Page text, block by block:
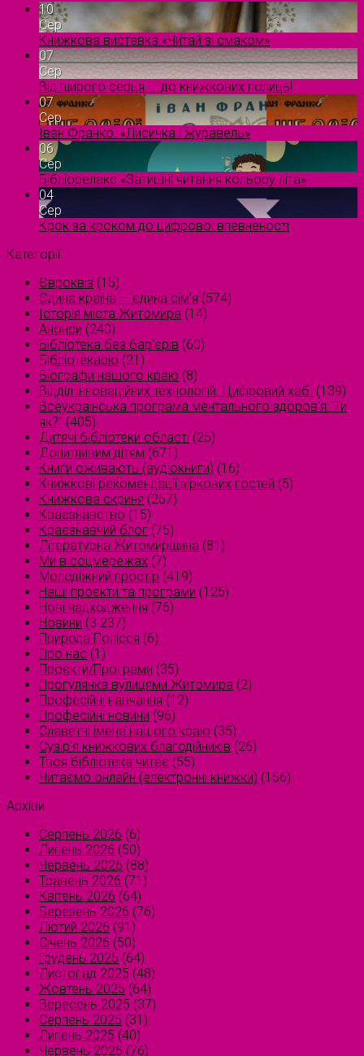
10
Сер
Книжкова виставка «Читай зі смаком»
07
Сер
Від щирого серця — до книжкових полиць!
07
Сер
Іван Франко. «Лисичка і журавель»
06
Сер
Бібліорелакс «Затишні читання кольору літа»
04
Сер
Крок за кроком до цифрової впевненості
Категорії
Євроквіз (15)
Єдина країна — єдина сім’я (574)
Історія міста Житомира (14)
Анонси (240)
Бібліотека без бар'єрів (60)
Бібліотекарю (21)
Біографи нашого краю (8)
Відділ інноваційних технологій. Цифровий хаб. (139)
Всеукраїнська програма ментального здоров'я "Ти
як?" (405)
Дитячі бібліотеки області (25)
Допитливим дітям (671)
Книги оживають (аудіокниги) (16)
Книжкові рекомендації зіркових гостей (5)
Книжкова скриня (257)
Краєзнавство (15)
Краєзнавчий блог (75)
Літературна Житомирщина (81)
Ми в соцмережах (7)
Молодіжний простір (419)
Наші проєкти та програми (125)
Нові надходження (76)
Новини (3 237)
Природа Полісся (6)
Про нас (1)
Проєкти/Програми (35)
Прогулянка вулицями Житомира (2)
Професійні навчання (12)
Професійні новини (96)
Славетні імена нашого краю (35)
Сузірʼя книжкових благодійників (26)
Твоя бібліотека читає (55)
Читаємо онлайн (електронні книжки) (156)
Архіви
Серпень 2026 (6)
Липень 2026 (50)
Червень 2026 (88)
Травень 2026 (71)
Квітень 2026 (64)
Березень 2026 (76)
Лютий 2026 (91)
Січень 2026 (50)
Грудень 2025 (64)
Листопад 2025 (48)
Жовтень 2025 (64)
Вересень 2025 (37)
Серпень 2025 (31)
Липень 2025 (40)
Червень 2025 (76)